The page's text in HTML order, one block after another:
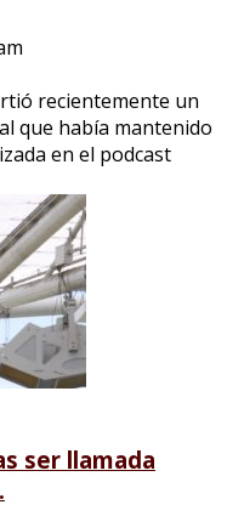
recientemente un
que había mantenido
en el podcast
ser llamada